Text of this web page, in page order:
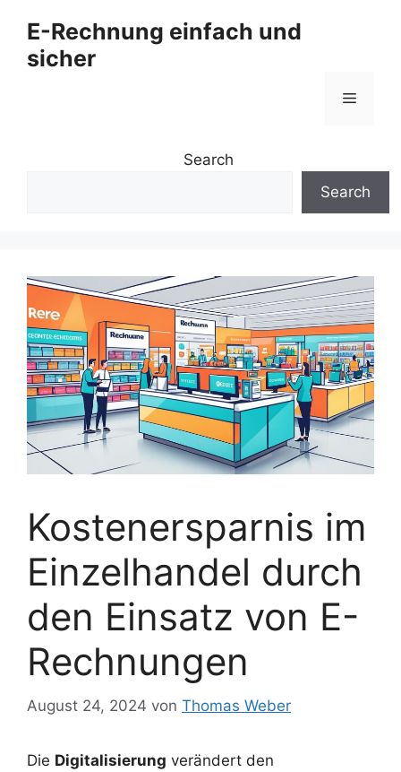
Inhalt
springen
E-Rechnung einfach und
sicher
Menü
Search
Search
Kostenersparnis im
Einzelhandel durch
den Einsatz von E-
Rechnungen
August 24, 2024 von Thomas Weber
Die Digitalisierung verändert den